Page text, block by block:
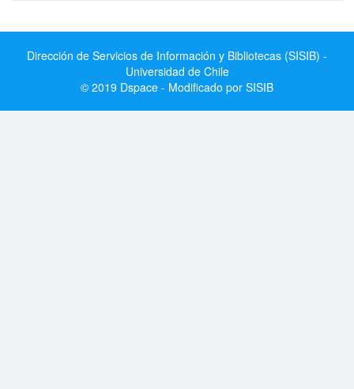
Dirección de Servicios de Información y Bibliotecas (SISIB) -
Universidad de Chile
© 2019 Dspace - Modificado por SISIB